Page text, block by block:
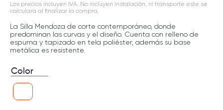
Los precios incluyen IVA. No incluyen instalación, ni transporte este se
calculará al finalizar la compra.
La Silla Mendoza de corte contemporáneo, donde
predominan las curvas y el diseño. Cuenta con relleno de
espuma y tapizado en tela poliéster, además su base
metálica es resistente.
Color